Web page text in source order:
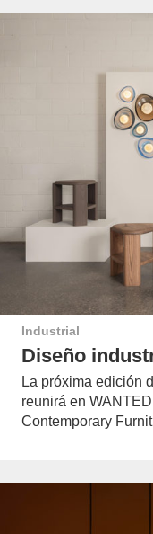
Industrial
Diseño
La próxima edición
reunirá en
Contemporary